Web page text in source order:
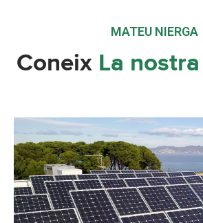
MATEU NIERGA
Coneix La